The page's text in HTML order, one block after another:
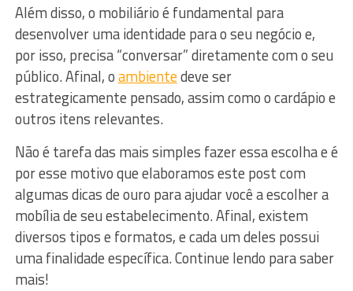
Além disso, o mobiliário é fundamental para
desenvolver uma identidade para o seu negócio e,
por isso, precisa “conversar” diretamente com o seu
público. Afinal, oambientedeve ser
estrategicamente pensado, assim como o cardápio e
outros itens relevantes.
Não é tarefa das mais simples fazer essa escolha e é
por esse motivo que elaboramos este post com
algumas dicas de ouro para ajudar você a escolher a
mobília de seu estabelecimento. Afinal, existem
diversos tipos e formatos, e cada um deles possui
uma finalidade específica. Continue lendo para saber
mais!